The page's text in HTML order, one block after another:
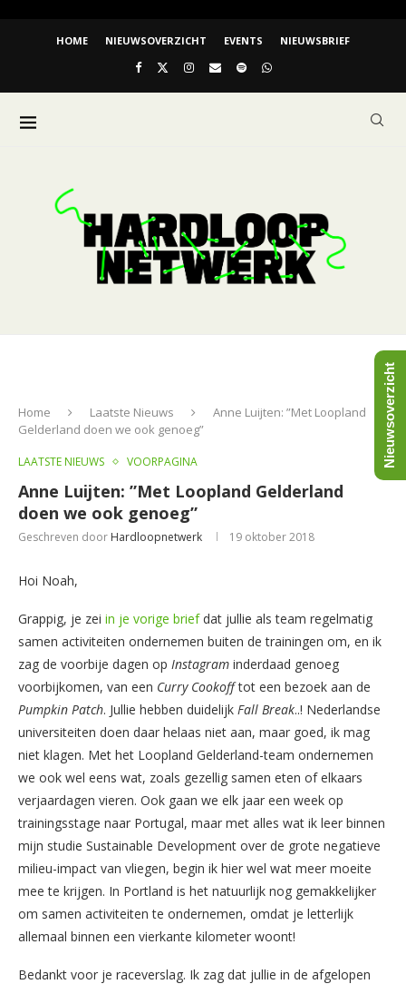
HOME NIEUWSOVERZICHT EVENTS NIEUWSBRIEF
Home Laatste Nieuws
Anne Luijten: ”Met Loopland
Gelderland doen we ook genoeg”
LAATSTE NIEUWS VOORPAGINA
Anne Luijten: ”Met Loopland Gelderland
doen we ook genoeg”
Geschreven door Hardloopnetwerk 19 oktober 2018
Hoi Noah,
Grappig, je zei in je vorige briefdat jullie als team regelmatig
samen activiteiten ondernemen buiten de trainingen om, en ik
zag de voorbije dagen op Instagram inderdaad genoeg
voorbijkomen, van een Curry Cookofftot een bezoek aan de
Pumpkin Patch. Jullie hebben duidelijk Fall Break..! Nederlandse
universiteiten doen daar helaas niet aan, maar goed, ik mag
niet klagen. Met het Loopland Gelderland-team ondernemen
we ook wel eens wat, zoals gezellig samen eten of elkaars
verjaardagen vieren. Ook gaan we elk jaar een week op
trainingsstage naar Portugal, maar met alles wat ik leer binnen
mijn studie Sustainable Development over de grote negatieve
milieu-impact van vliegen, begin ik hier wel wat meer moeite
mee te krijgen. In Portland is het natuurlijk nog gemakkelijker
om samen activiteiten te ondernemen, omdat je letterlijk
allemaal binnen een vierkante kilometer woont!
Bedankt voor je raceverslag. Ik zag dat jullie in de afgelopen
Nieuwsoverzicht